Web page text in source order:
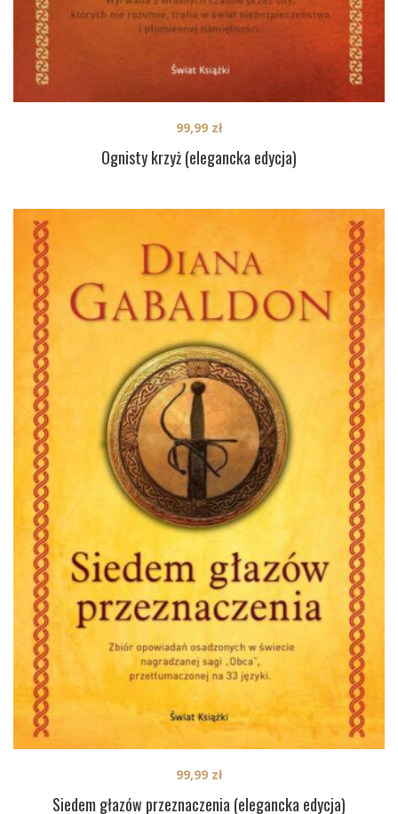
Ognisty krzyż (elegancka edycja)
99,99 zł
Siedem głazów przeznaczenia (elegancka edycja)
99,99 zł